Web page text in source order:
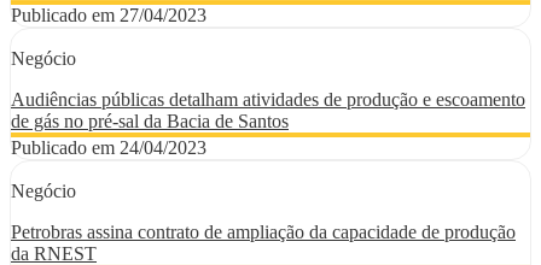
Publicado em 27/04/2023
Negócio
Audiências públicas detalham atividades de produção e escoamento
de gás no pré-sal da Bacia de Santos
Publicado em 24/04/2023
Negócio
Petrobras assina contrato de ampliação da capacidade de produção
da RNEST